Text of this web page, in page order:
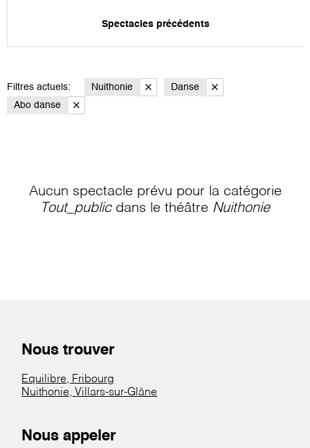
Spectacles précédents
Filtres actuels: Nuithonie
Danse
Abo danse
Aucun spectacle prévu pour la catégorie
Tout_publicdans le théâtre Nuithonie
Nous trouver
Equilibre, Fribourg
Nuithonie, Villars-sur-Glâne
Nous appeler